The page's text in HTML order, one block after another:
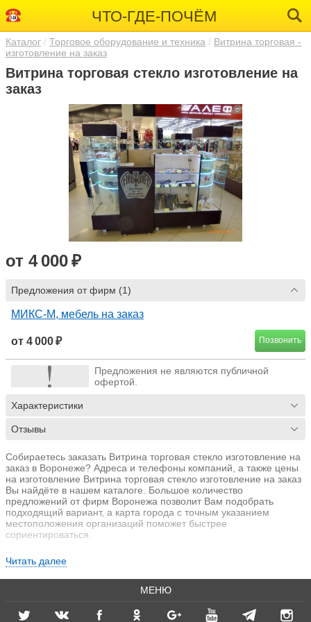
ЧТО-ГДЕ-ПОЧЁМ
Каталог Торговое оборудование и техника
Витрина торговая -
изготовление на заказ
Витрина торговая стекло изготовление на
заказ
от 4 000 ₽
Предложения от фирм (1)
МИКС-М, мебель на заказ
от 4 000 ₽ Позвонить
Предложения не являются публичной
офертой.
Характеристики
Отзывы
Собираетесь заказать Витрина торговая стекло изготовление на
заказ в Воронеже? Адреса и телефоны компаний, а также цены
на изготовление Витрина торговая стекло изготовление на заказ
Вы найдёте в нашем каталоге. Большое количество
предложений от фирм Воронежа позволит Вам подобрать
подходящий вариант, а карта города с точным указанием
местоположения организаций поможет быстрее
сориентироваться.
Полное или частичное копирование данного материала
запрещено без согласования.
Читать далее
МЕНЮ